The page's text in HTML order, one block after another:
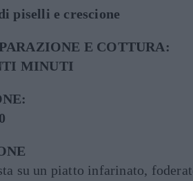
piselli e crescione
E COTTURA:
MINUTI
su un piatto infarinato,